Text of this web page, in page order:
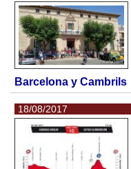
Barcelona y Cambrils
18/08/2017